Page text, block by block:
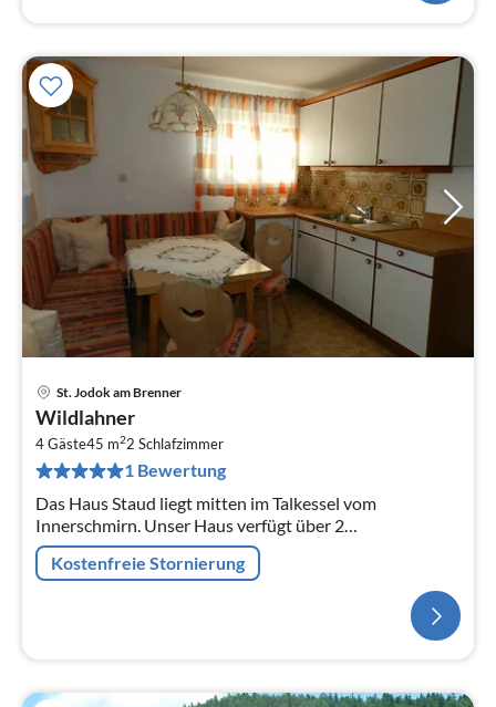
St. Jodok am Brenner
Wildlahner
4 Gäste45 m22 Schlafzimmer
1 Bewertung
Das Haus Staud liegt mitten im Talkessel vom
Innerschmirn. Unser Haus verfügt über 2
Ferienwohnungen, welche jeweils getrennt bzw.
Kostenfreie Stornierung